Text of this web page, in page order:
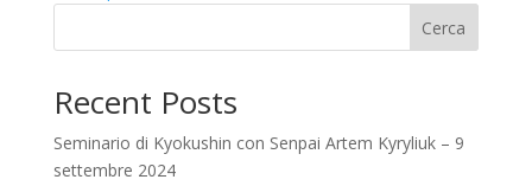
Cerca
Recent Posts
Seminario di Kyokushin con Senpai Artem Kyryliuk – 9
settembre 2024